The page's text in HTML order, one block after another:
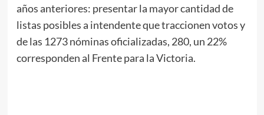
años anteriores: presentar la mayor cantidad de
listas posibles a intendente que traccionen votos y
de las 1273 nóminas oficializadas, 280, un 22%
corresponden al Frente para la Victoria.